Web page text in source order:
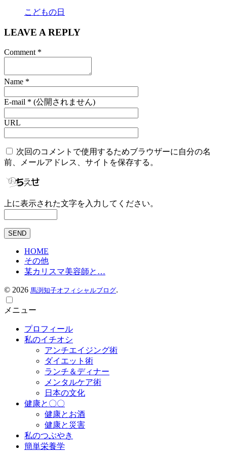
こどもの日
LEAVE A REPLY
Comment *
Name *
E-mail * (公開されません)
URL
次回のコメントで使用するためブラウザーに自分の名
前、メールアドレス、サイトを保存する。
上に表示された文字を入力してください。
HOME
その他
某カリスマ美容師と…
© 2026 馬渕知子オフィシャルブログ.
メニュー
プロフィール
私のイチオシ
アンチエイジング術
ダイエット術
ランチ＆ディナー
メンタルケア術
日本の文化
健康と〇〇
健康とお酒
健康と災害
私のつぶやき
簡単栄養学